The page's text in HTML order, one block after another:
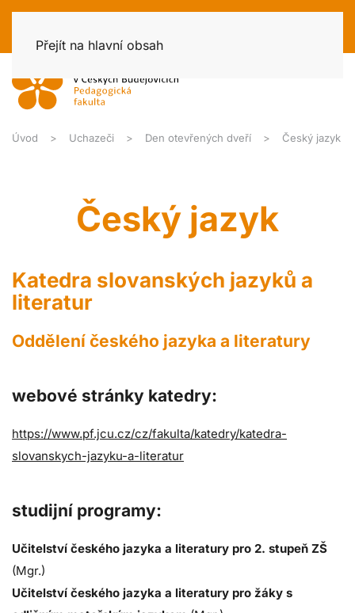
Přejít na hlavní obsah
Úvod Uchazeči Den otevřených dveří Český jazyk
Český jazyk
Katedra slovanských jazyků a
literatur
Oddělení českého jazyka a literatury
webové stránky katedry:
https://www.pf.jcu.cz/cz/fakulta/katedry/katedra-
slovanskych-jazyku-a-literatur
studijní programy:
Učitelství českého jazyka a literatury pro 2. stupeň ZŠ
(Mgr.)
Učitelství českého jazyka a literatury pro žáky s